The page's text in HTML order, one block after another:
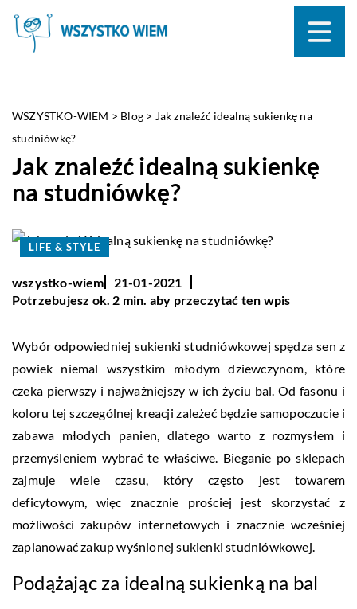
WSZYSTKO-WIEM > Blog > Jak znaleźć idealną sukienkę na
studniówkę?
Jak znaleźć idealną sukienkę
na studniówkę?
LIFE & STYLE
wszystko-wiem
21-01-2021
Potrzebujesz ok. 2 min. aby przeczytać ten wpis
Wybór odpowiedniej sukienki studniówkowej spędza sen z
powiek niemal wszystkim młodym dziewczynom, które
czeka pierwszy i najważniejszy w ich życiu bal. Od fasonu i
koloru tej szczególnej kreacji zależeć będzie samopoczucie i
zabawa młodych panien, dlatego warto z rozmysłem i
przemyśleniem wybrać te właściwe. Bieganie po sklepach
zajmuje wiele czasu, który często jest towarem
deficytowym, więc znacznie prościej jest skorzystać z
możliwości zakupów internetowych i znacznie wcześniej
zaplanować zakup wyśnionej sukienki studniówkowej.
Podążając za idealną sukienką na bal